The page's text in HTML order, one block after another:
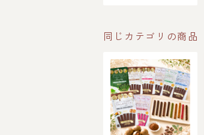
同じカテゴリの商品